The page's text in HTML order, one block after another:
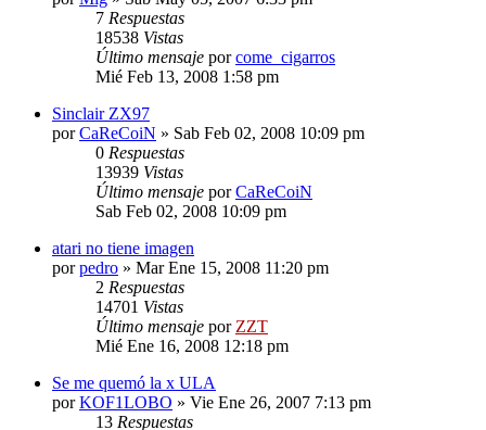
7 Respuestas
18538 Vistas
Último mensaje porcome_cigarros
Mié Feb 13, 2008 1:58 pm
Sinclair ZX97
porCaReCoiN » Sab Feb 02, 2008 10:09 pm
0 Respuestas
13939 Vistas
Último mensaje porCaReCoiN
Sab Feb 02, 2008 10:09 pm
atari no tiene imagen
porpedro » Mar Ene 15, 2008 11:20 pm
2 Respuestas
14701 Vistas
Último mensaje por ZZT
Mié Ene 16, 2008 12:18 pm
Se me quemó la x ULA
porKOF1LOBO » Vie Ene 26, 2007 7:13 pm
13 Respuestas